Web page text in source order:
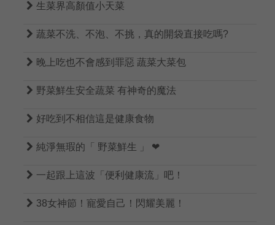
 生菜界高顏值小天菜
 蔬菜不洗、不泡、不挑，真的開袋直接吃嗎?
 晚上吃也不會感到罪惡 蔬菜大菜包
 野菜鮮生安全蔬菜 有神奇的魔法
 好吃到不相信這是健康食物
 純淨無瑕的「 野菜鮮生 」 ❤
 一起跟上這波「便利健康流」吧！
 38女神節！寵愛自己！閃耀美麗！